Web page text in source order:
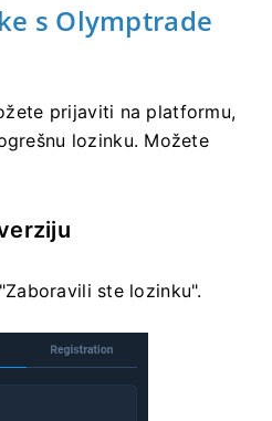
s Olymptrade
prijaviti na platformu,
lozinku. Možete
ste lozinku".